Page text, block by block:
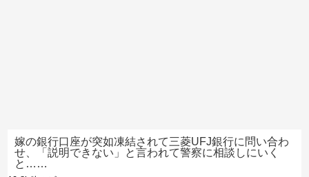
嫁の銀行口座が突如凍結されて三菱UFJ銀行に問い合わ
せ、「説明できない」と言われて警察に相談しにいく
と……